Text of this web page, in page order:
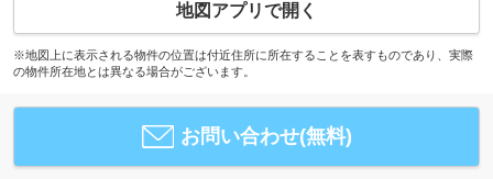
地図アプリで開く
※地図上に表示される物件の位置は付近住所に所在することを表すものであり、実際
の物件所在地とは異なる場合がございます。
お問い合わせ(無料)